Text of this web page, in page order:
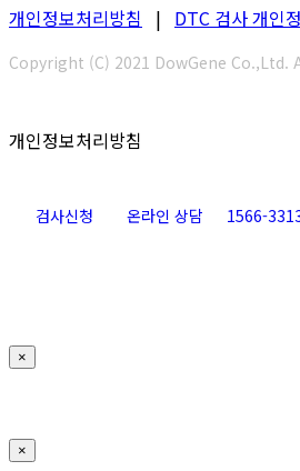
개인정보처리방침 | DTC 검사 개인
Copyright (C) 2021 DowGene Co.,Ltd.
개인정보처리방침
검사신청 온라인 상담 1566-
×
×